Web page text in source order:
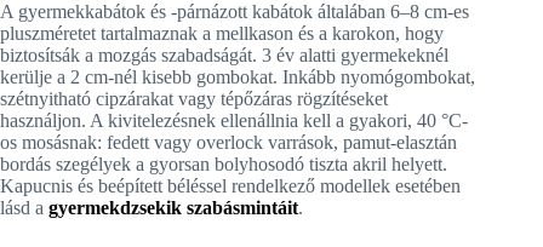
A gyermekkabátok és -párnázott kabátok általában 6–8 cm-es
pluszméretet tartalmaznak a mellkason és a karokon, hogy
biztosítsák a mozgás szabadságát. 3 év alatti gyermekeknél
kerülje a 2 cm-nél kisebb gombokat. Inkább nyomógombokat,
szétnyitható cipzárakat vagy tépőzáras rögzítéseket
használjon. A kivitelezésnek ellenállnia kell a gyakori, 40 °C-
os mosásnak: fedett vagy overlock varrások, pamut-elasztán
bordás szegélyek a gyorsan bolyhosodó tiszta akril helyett.
Kapucnis és beépített béléssel rendelkező modellek esetében
lásd a gyermekdzsekik szabásmintáit.